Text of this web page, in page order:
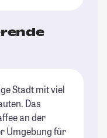
Stadt mit viel
Das
an der
Umgebung für